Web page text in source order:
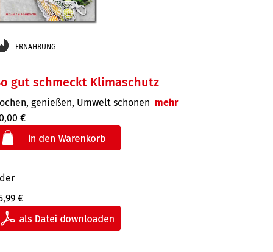
ERNÄHRUNG
gut schmeckt Klimaschutz
genießen, Umwelt schonen mehr
€
€